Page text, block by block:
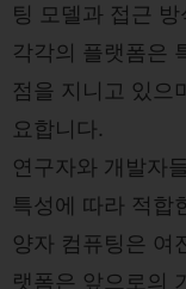
팅 모델과 접근
각각의 플랫폼은
점을 지니고 있으
요합니다.
연구자와 개발자
특성에 따라 적합
양자 컴퓨팅은 여
랫폼은 앞으로의